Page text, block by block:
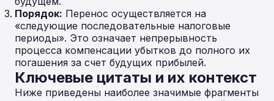
Порядок: Перенос осуществляется на
«следующие последовательные налоговые
периоды». Это означает непрерывность
процесса компенсации убытков до полного их
погашения за счет будущих прибылей.
Ключевые цитаты и их контекст
Ниже приведены наиболее значимые фрагменты